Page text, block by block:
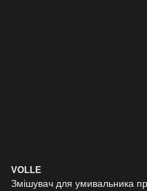
VOLLE
Змішувач для умивальника